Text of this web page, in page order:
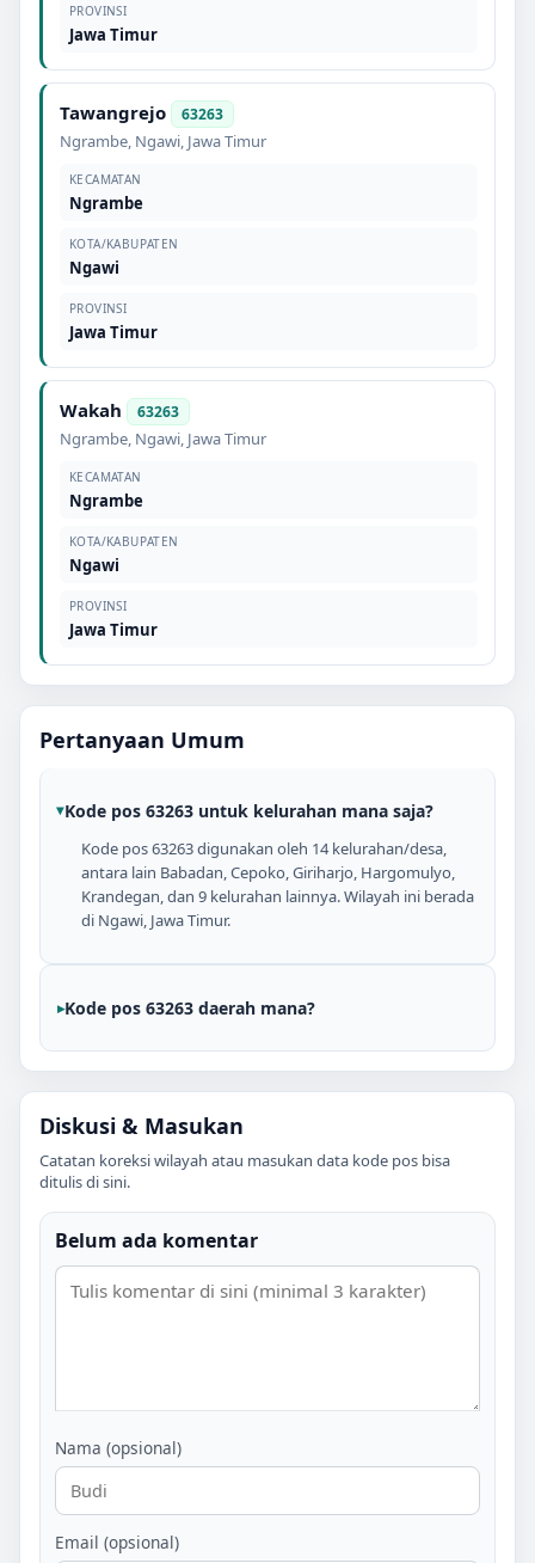
PROVINSI
Jawa Timur
Tawangrejo 63263
Ngrambe, Ngawi, Jawa Timur
KECAMATAN
Ngrambe
KOTA/KABUPATEN
Ngawi
PROVINSI
Jawa Timur
Wakah 63263
Ngrambe, Ngawi, Jawa Timur
KECAMATAN
Ngrambe
KOTA/KABUPATEN
Ngawi
PROVINSI
Jawa Timur
Pertanyaan Umum
Kode pos 63263 untuk kelurahan mana saja?
Kode pos 63263 digunakan oleh 14 kelurahan/desa,
antara lain Babadan, Cepoko, Giriharjo, Hargomulyo,
Krandegan, dan 9 kelurahan lainnya. Wilayah ini berada
di Ngawi, Jawa Timur.
Kode pos 63263 daerah mana?
Diskusi & Masukan
Catatan koreksi wilayah atau masukan data kode pos bisa
ditulis di sini.
Belum ada komentar
Nama (opsional)
Email (opsional)